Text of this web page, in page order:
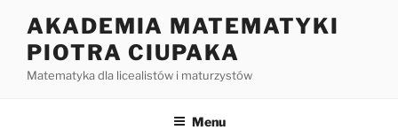
treści
AKADEMIA MATEMATYKI
PIOTRA CIUPAKA
Matematyka dla licealistów i maturzystów
Menu